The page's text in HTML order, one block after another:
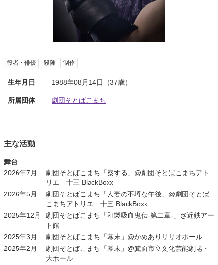
役者・俳優 殺陣 制作
生年月日 1988年08月14日（37歳）
所属団体 劇団そとばこまち
主な活動
舞台
2026年7月
劇団そとばこまち「察する」@劇団そとばこまちアト
リエ 十三 BlackBoxx
2026年5月
劇団そとばこまち「人妻の不埒な午後」@劇団そとば
こまちアトリエ 十三 BlackBoxx
2025年12月
劇団そとばこまち「和製吸血鬼伝-第二章-」@近鉄アー
ト館
2025年3月
劇団そとばこまち「幕末」@かめありリリオホール
2025年2月
劇団そとばこまち「幕末」@箕面市立文化芸能劇場・
大ホール